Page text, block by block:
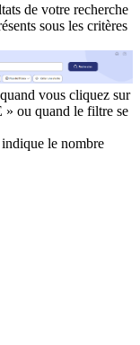
de votre recherche
sous les critères
vous cliquez sur
ou quand le filtre se
le nombre